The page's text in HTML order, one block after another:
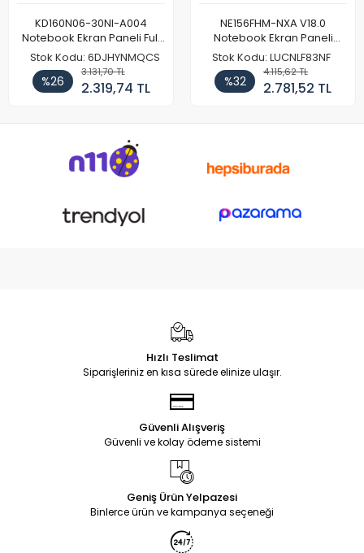
KD160N06-30NI-A004
Notebook Ekran Paneli Full
HD
Stok Kodu: 6DJHYNMQCS
%26
3.131,70 TL
2.319,74 TL
NE156FHM-NXA V18.0
Notebook Ekran Paneli
144Hz
Stok Kodu: LUCNLF83NF
%32
4.115,62 TL
2.781,52 TL
Hızlı Teslimat
Siparişleriniz en kısa sürede elinize ulaşır.
Güvenli Alışveriş
Güvenli ve kolay ödeme sistemi
Geniş Ürün Yelpazesi
Binlerce ürün ve kampanya seçeneği